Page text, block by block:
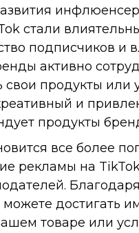
стали
подписчиков и
активно
свои продукты или
и
продукты
все более
рекламы на
достигать
товаре или